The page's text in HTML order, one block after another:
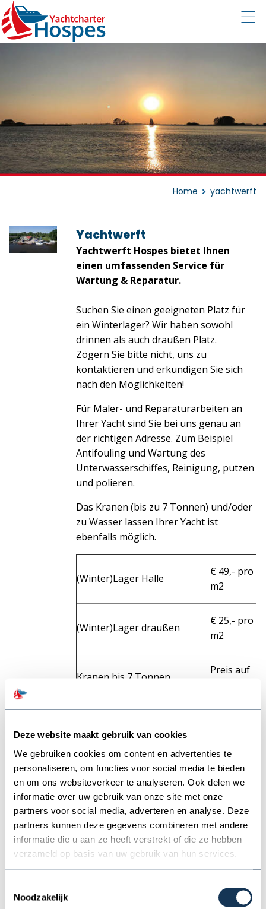
Deze website maakt gebruik van cookies
We gebruiken cookies om content en advertenties te
personaliseren, om functies voor social media te bieden
en om ons websiteverkeer te analyseren. Ook delen we
informatie over uw gebruik van onze site met onze
partners voor social media, adverteren en analyse. Deze
partners kunnen deze gegevens combineren met andere
informatie die u aan ze heeft verstrekt of die ze hebben
verzameld op basis van uw gebruik van hun services.
Noodzakelijk
Home yachtwerft
Yachtwerft
Yachtwerft Hospes bietet Ihnen
einen umfassenden Service für
Wartung & Reparatur.
Suchen Sie einen geeigneten Platz für
ein Winterlager? Wir haben sowohl
drinnen als auch draußen Platz.
Zögern Sie bitte nicht, uns zu
kontaktieren und erkundigen Sie sich
nach den Möglichkeiten!
Für Maler- und Reparaturarbeiten an
Ihrer Yacht sind Sie bei uns genau an
der richtigen Adresse. Zum Beispiel
Antifouling und Wartung des
Unterwasserschiffes, Reinigung, putzen
und polieren.
Das Kranen (bis zu 7 Tonnen) und/oder
zu Wasser lassen Ihrer Yacht ist
ebenfalls möglich.
(Winter)Lager Halle
€ 49,- pro
m2
(Winter)Lager draußen
€ 25,- pro
m2
Kranen bis 7 Tonnen
Preis auf
Motorwartung / Wartung
nach Winterlager
Preis auf
Anfrage
Unterwasserschiff / Pflege
Unterwasserschiff
Preis auf
Anfrage
GFK-Reparatur
Preis auf